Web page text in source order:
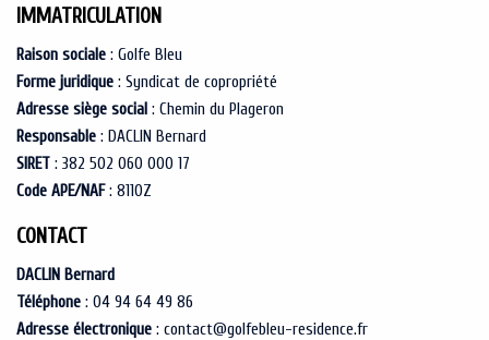
IMMATRICULATION
Raison sociale : Golfe Bleu
Forme juridique : Syndicat de copropriété
Adresse siège social : Chemin du Plageron
Responsable : DACLIN Bernard
SIRET : 382 502 060 000 17
Code APE/NAF: 8110Z
CONTACT
DACLIN Bernard
Téléphone : 04 94 64 49 86
Adresse électronique : contact@golfebleu-residence.fr